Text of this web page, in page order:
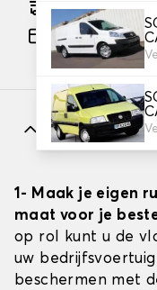
Geschatte
Betaling in 3x
1- Maak je eigen
maat voor je
op rol kunt u de
uw bedrijfsvoertuig
beschermen met